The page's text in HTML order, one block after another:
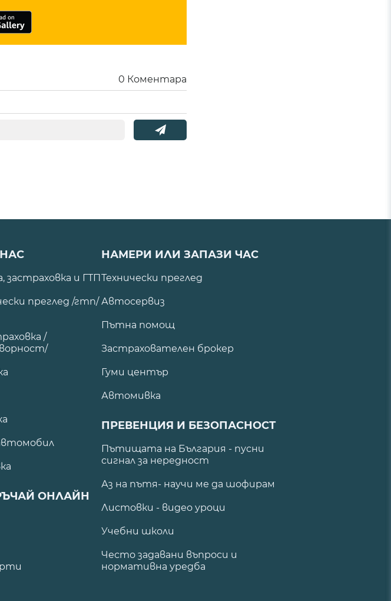
0 Коментара
застраховка и ГТП
преглед /гтп/
/
ОНЛАЙН
НАМЕРИ ИЛИ ЗАПАЗИ ЧАС
Технически преглед
Автосервиз
Пътна помощ
Застрахователен брокер
Гуми център
Автомивка
ПРЕВЕНЦИЯ И БЕЗОПАСНОСТ
Пътищата на България - пусни
сигнал за нередност
Аз на пътя- научи ме да шофирам
Листовки - видео уроци
Учебни школи
Често задавани въпроси и
нормативна уредба